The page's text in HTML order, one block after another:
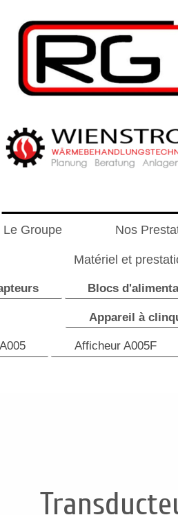
Le Groupe Nos
Matériel et
Blocs
Appareil à
Afficheur A005F